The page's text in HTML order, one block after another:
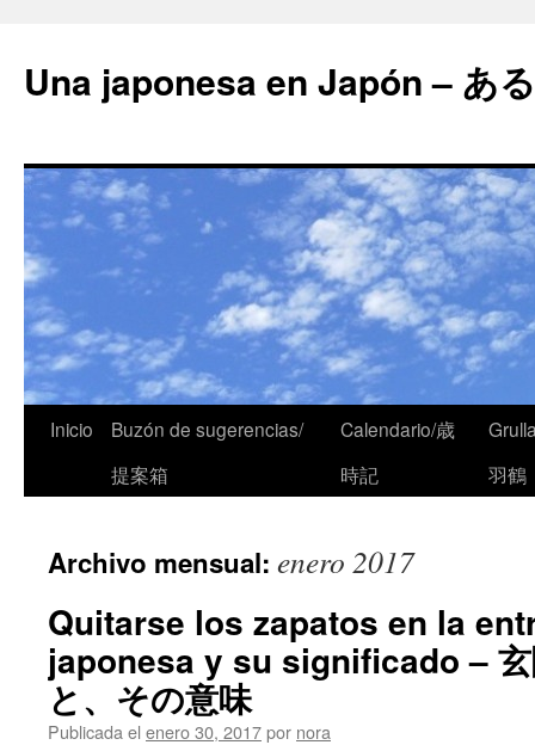
Una japonesa en Japón – あ
Inicio
Buzón de sugerencias/
提案箱
Calendario/歳
時記
羽鶴
Archivo mensual: enero 2017
Quitarse los zapatos en la
japonesa y su significado –
と、その意味
Publicada el enero 30, 2017por nora